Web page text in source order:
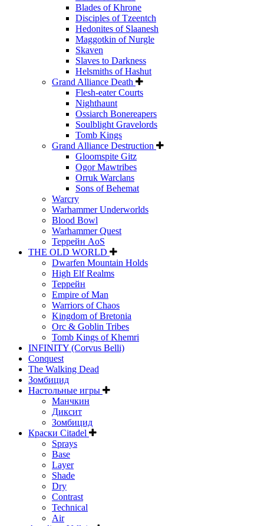
Blades of Khrone
Disciples of Tzeentch
Hedonites of Slaanesh
Maggotkin of Nurgle
Skaven
Slaves to Darkness
Helsmiths of Hashut
Grand Alliance Death
Flesh-eater Courts
Nighthaunt
Ossiarch Bonereapers
Soulblight Gravelords
Tomb Kings
Grand Alliance Destruction
Gloomspite Gitz
Ogor Mawtribes
Orruk Warclans
Sons of Behemat
Warcry
Warhammer Underworlds
Blood Bowl
Warhammer Quest
Террейн AoS
THE OLD WORLD
Dwarfen Mountain Holds
High Elf Realms
Террейн
Empire of Man
Warriors of Chaos
Kingdom of Bretonia
Orc & Goblin Tribes
Tomb Kings of Khemri
INFINITY (Corvus Belli)
Conquest
The Walking Dead
Зомбицид
Настольные игры
Манчкин
Диксит
Зомбицид
Краски Citadel
Sprays
Base
Layer
Shade
Dry
Contrast
Technical
Air